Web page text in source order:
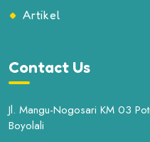
Artikel
Contact Us
Jl. Mangu-Nogosari KM 03
Boyolali